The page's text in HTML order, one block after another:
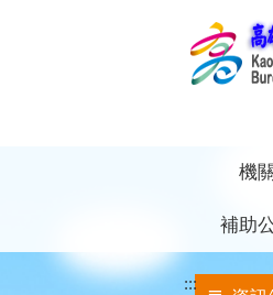
機
補助
:::